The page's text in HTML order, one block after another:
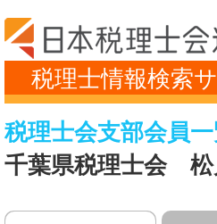
税理士情報検索
税理士会支部会員
千葉県税理士会 松